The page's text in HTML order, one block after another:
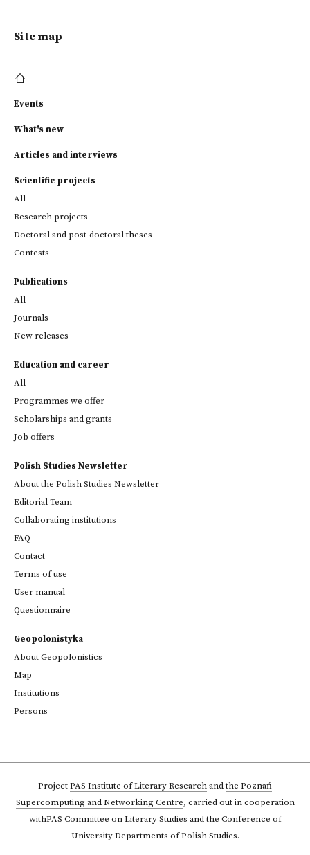
Site map
Events
What's new
Articles and interviews
Scientific projects
All
Research projects
Doctoral and post-doctoral theses
Contests
Publications
All
Journals
New releases
Education and career
All
Programmes we offer
Scholarships and grants
Job offers
Polish Studies Newsletter
About the Polish Studies Newsletter
Editorial Team
Collaborating institutions
FAQ
Contact
Terms of use
User manual
Questionnaire
Geopolonistyka
About Geopolonistics
Map
Institutions
Persons
ProjectPAS Institute of Literary Researchandthe Poznań
Supercomputing and Networking Centre, carried out in cooperation
withPAS Committee on Literary Studies and the Conference of
University Departments of Polish Studies.